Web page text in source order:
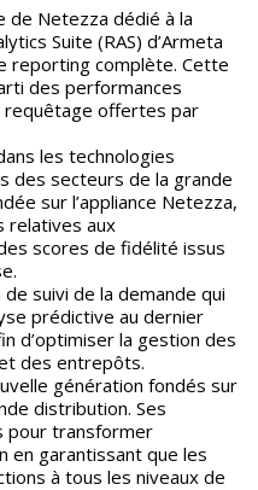
de Netezza dédié à la
Suite (RAS) d’Armeta
reporting complète. Cette
des performances
offertes par
les technologies
des secteurs de la grande
sur l’appliance Netezza,
relatives aux
scores de fidélité issus
suivi de la demande qui
prédictive au dernier
d’optimiser la gestion des
des entrepôts.
génération fondés sur
distribution. Ses
pour transformer
en garantissant que les
à tous les niveaux de